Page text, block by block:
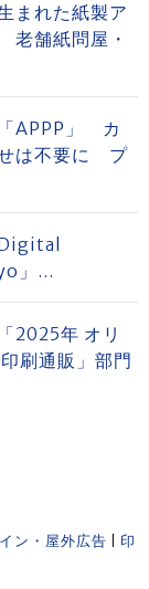
まれた紙製ア
老舗紙問屋・
APPP」 カ
は不要に プ
」...
2025年 オリ
刷通販」部門
ン・屋外広告
印